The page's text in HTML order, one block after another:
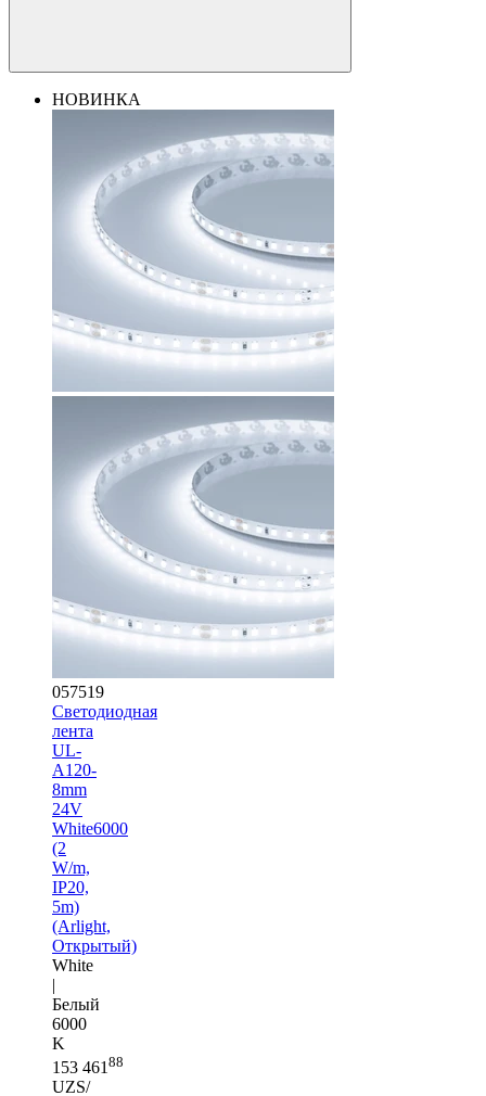
НОВИНКА
057519
Светодиодная
лента
UL-
A120-
8mm
24V
White6000
(2
W/m,
IP20,
5m)
(Arlight,
Открытый)
White
|
Белый
6000
K
153 461 88
UZS/